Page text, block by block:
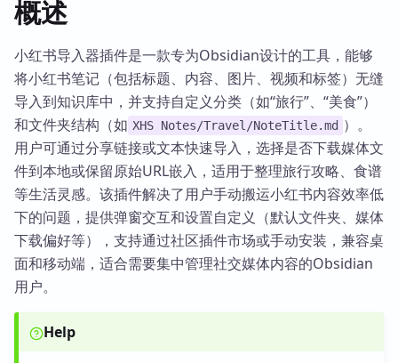
概述
小红书导入器插件是一款专为Obsidian设计的工具，能够
将小红书笔记（包括标题、内容、图片、视频和标签）无缝
导入到知识库中，并支持自定义分类（如“旅行”、“美食”）
和文件夹结构（如 XHS Notes/Travel/NoteTitle.md ）。
用户可通过分享链接或文本快速导入，选择是否下载媒体文
件到本地或保留原始URL嵌入，适用于整理旅行攻略、食谱
等生活灵感。该插件解决了用户手动搬运小红书内容效率低
下的问题，提供弹窗交互和设置自定义（默认文件夹、媒体
下载偏好等），支持通过社区插件市场或手动安装，兼容桌
面和移动端，适合需要集中管理社交媒体内容的Obsidian
用户。
Help